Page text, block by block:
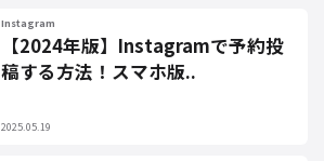
Instagram
【2024年版】Instagramで予約投
稿する方法！スマホ版..
2025.05.19